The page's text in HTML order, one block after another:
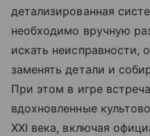
детализированная
необходимо вручную
искать неисправности,
заменять детали и
При этом в игре
вдохновленные
XXI века, включая